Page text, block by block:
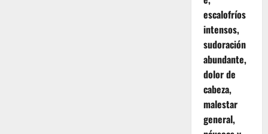
escalofríos
intensos,
sudoración
abundante,
dolor de
cabeza,
malestar
general,